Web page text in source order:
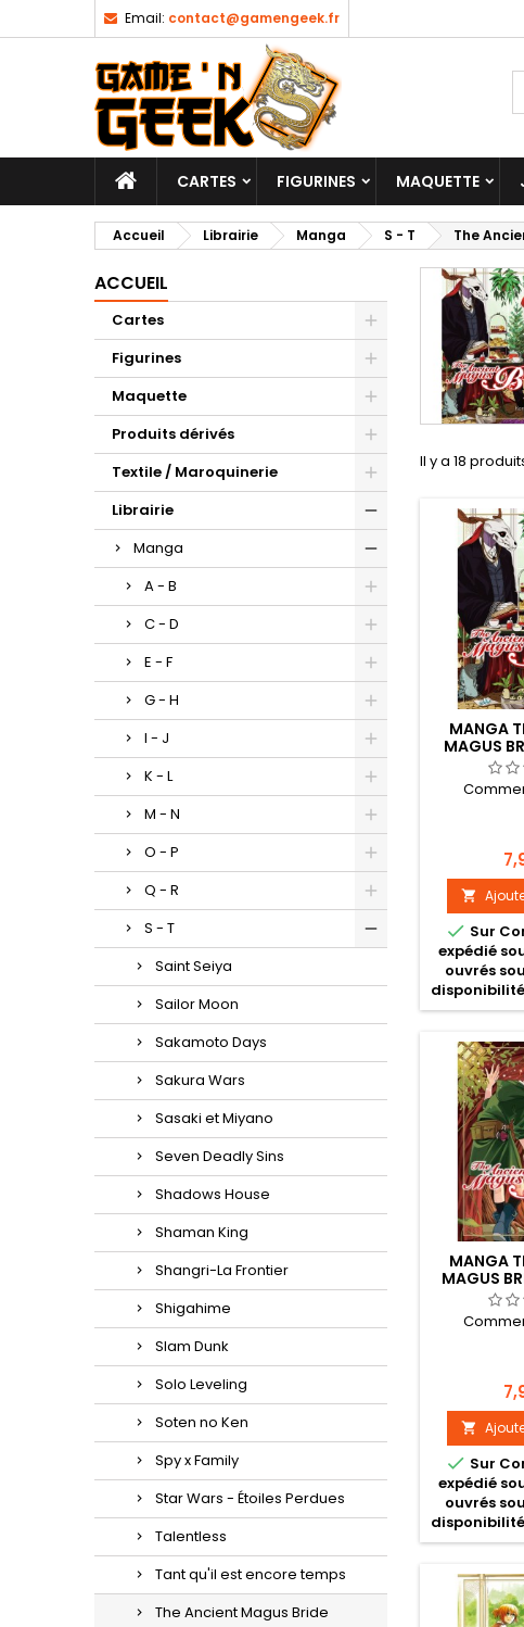
Email: contact@gamengeek.fr
CARTES FIGURINES MAQUETTE
Accueil Librairie Manga S - T The
ACCUEIL
Cartes
Figurines
Maquette
Produits dérivés
Textile / Maroquinerie
Librairie
Manga
A - B
C - D
E - F
G - H
I - J
K - L
M - N
O - P
Q - R
S - T
Saint Seiya
Sailor Moon
Sakamoto Days
Sakura Wars
Sasaki et Miyano
Seven Deadly Sins
Shadows House
Shaman King
Shangri-La Frontier
Shigahime
Slam Dunk
Solo Leveling
Soten no Ken
Spy x Family
Star Wars - Étoiles Perdues
Talentless
Tant qu'il est encore temps
The Ancient Magus Bride
Il y a 18
MANGA
MAGUS

 Sur
expédié
ouvrés
MANGA
MAGUS

 Sur
expédié
ouvrés